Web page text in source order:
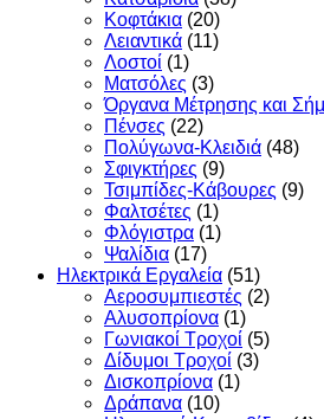
Κοφτάκια (20)
Λειαντικά (11)
Λοστοί (1)
Ματσόλες (3)
Όργανα Μέτρησης και
Πένσες (22)
Πολύγωνα-Κλειδιά (48)
Σφιγκτήρες (9)
Τσιμπίδες-Κάβουρες (9)
Φαλτσέτες (1)
Φλόγιστρα (1)
Ψαλίδια (17)
Ηλεκτρικά Εργαλεία (51)
Αεροσυμπιεστές (2)
Αλυσοπρίονα (1)
Γωνιακοί Τροχοί (5)
Δίδυμοι Τροχοί (3)
Δισκοπρίονα (1)
Δράπανα (10)